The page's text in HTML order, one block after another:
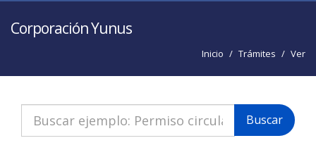
Corporación Yunus
Inicio Trámites Ver
Buscar